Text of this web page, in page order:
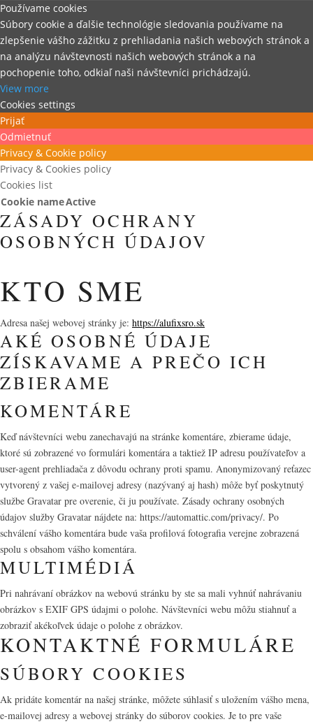
Používame cookies
Súbory cookie a ďalšie technológie sledovania používame na
zlepšenie vášho zážitku z prehliadania našich webových stránok a
na analýzu návštevnosti našich webových stránok a na
pochopenie toho, odkiaľ naši návštevníci prichádzajú.
View more
Cookies settings
Prijať
Odmietnuť
Privacy & Cookie policy
Privacy & Cookies policy
Cookies list
Cookie nameActive
ZÁSADY OCHRANY
OSOBNÝCH ÚDAJOV
KTO SME
Adresa našej webovej stránky je: https://alufixsro.sk
AKÉ OSOBNÉ ÚDAJE
ZÍSKAVAME A PREČO ICH
ZBIERAME
KOMENTÁRE
Keď návštevníci webu zanechavajú na stránke komentáre, zbierame údaje,
ktoré sú zobrazené vo formulári komentára a taktiež IP adresu používateľov a
user-agent prehliadača z dôvodu ochrany proti spamu. Anonymizovaný reťazec
vytvorený z vašej e-mailovej adresy (nazývaný aj hash) môže byť poskytnutý
službe Gravatar pre overenie, či ju používate. Zásady ochrany osobných
údajov služby Gravatar nájdete na: https://automattic.com/privacy/. Po
schválení vášho komentára bude vaša profilová fotografia verejne zobrazená
spolu s obsahom vášho komentára.
MULTIMÉDIÁ
Pri nahrávaní obrázkov na webovú stránku by ste sa mali vyhnúť nahrávaniu
obrázkov s EXIF GPS údajmi o polohe. Návštevníci webu môžu stiahnuť a
zobraziť akékoľvek údaje o polohe z obrázkov.
KONTAKTNÉ FORMULÁRE
SÚBORY COOKIES
Ak pridáte komentár na našej stránke, môžete súhlasiť s uložením vášho mena,
e-mailovej adresy a webovej stránky do súborov cookies. Je to pre vaše